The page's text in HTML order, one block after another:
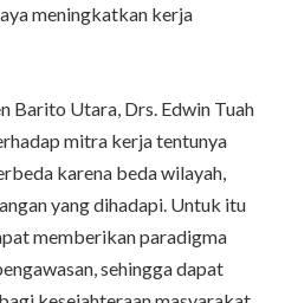
meningkatkan kerja
Barito Utara, Drs. Edwin Tuah
mitra kerja tentunya
karena beda wilayah,
yang dihadapi. Untuk itu
memberikan paradigma
sehingga dapat